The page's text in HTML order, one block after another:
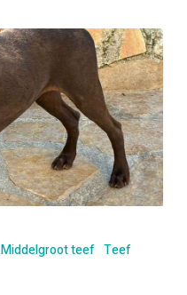
Middelgroot teef Teef